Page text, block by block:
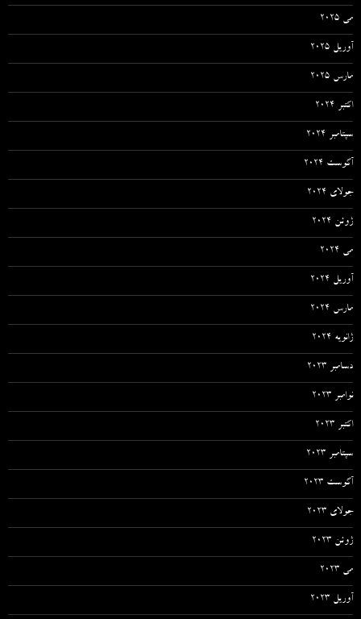
می 2025
آوریل 2025
مارس 2025
اکتبر 2024
سپتامبر 2024
آگوست 2024
جولای 2024
ژوئن 2024
می 2024
آوریل 2024
مارس 2024
ژانویه 2024
دسامبر 2023
نوامبر 2023
اکتبر 2023
سپتامبر 2023
آگوست 2023
جولای 2023
ژوئن 2023
می 2023
آوریل 2023